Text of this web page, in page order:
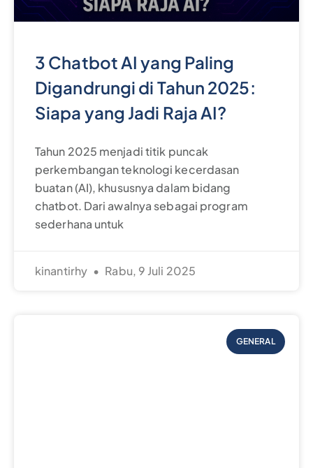
3 Chatbot AI yang Paling
Digandrungi di Tahun 2025:
Siapa yang Jadi Raja AI?
Tahun 2025 menjadi titik puncak
perkembangan teknologi kecerdasan
buatan (AI), khususnya dalam bidang
chatbot. Dari awalnya sebagai program
sederhana untuk
kinantirhy Rabu, 9 Juli 2025
GENERAL